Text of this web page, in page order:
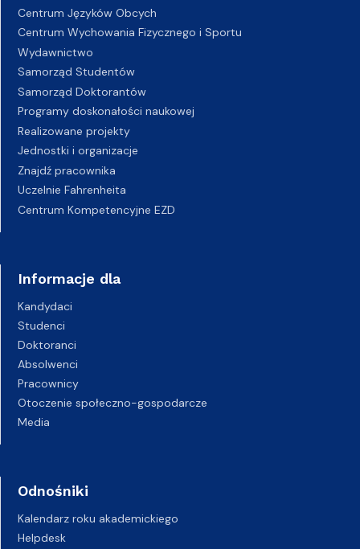
Centrum Języków Obcych
Centrum Wychowania Fizycznego i Sportu
Wydawnictwo
Samorząd Studentów
Samorząd Doktorantów
Programy doskonałości naukowej
Realizowane projekty
Jednostki i organizacje
Znajdź pracownika
Uczelnie Fahrenheita
Centrum Kompetencyjne EZD
Informacje dla
Kandydaci
Studenci
Doktoranci
Absolwenci
Pracownicy
Otoczenie społeczno-gospodarcze
Media
Odnośniki
Kalendarz roku akademickiego
Helpdesk